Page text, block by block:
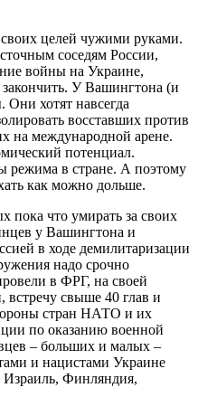
целей чужими руками.
соседям России,
войны на Украине,
У Вашингтона (и
хотят навсегда
восставших против
на международной арене.
потенциал.
режима в стране. А поэтому
как можно дольше.
пока что умирать за своих
у Вашингтона и
в ходе демилитаризации
надо срочно
в ФРГ, на своей
свыше 40 глав и
стран НАТО и их
по оказанию военной
– больших и малых –
и нацистами Украине
Израиль, Финляндия,